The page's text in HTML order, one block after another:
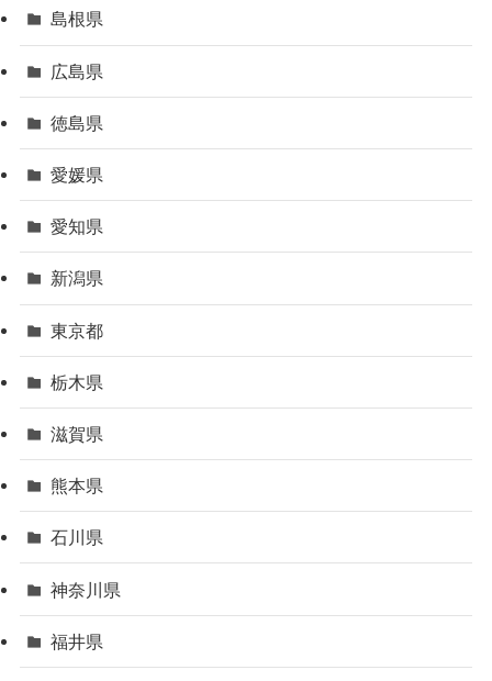
島根県
広島県
徳島県
愛媛県
愛知県
新潟県
東京都
栃木県
滋賀県
熊本県
石川県
神奈川県
福井県